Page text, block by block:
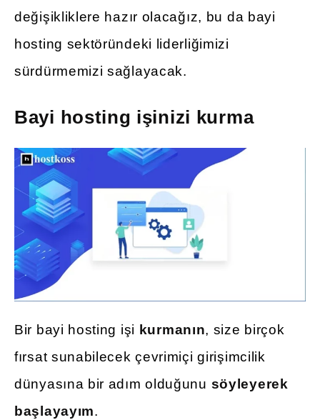
değişikliklere hazır olacağız, bu da bayi
hosting sektöründeki liderliğimizi
sürdürmemizi sağlayacak.
Bayi hosting işinizi kurma
Bir bayi hosting işi kurmanın, size birçok
fırsat sunabilecek çevrimiçi girişimcilik
dünyasına bir adım olduğunu söyleyerek
başlayayım.